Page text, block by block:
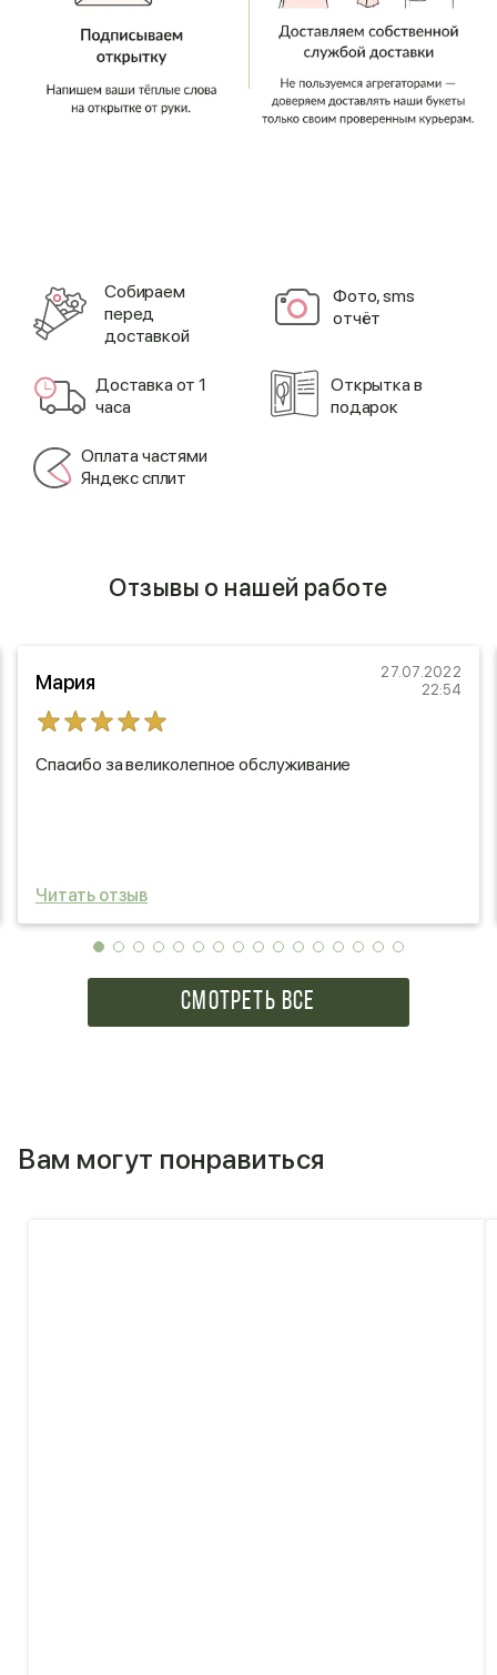
Cобираем
перед
доставкой
Фото, sms
отчёт
Доставка от 1
часа
Открытка в
подарок
Оплата частями
Яндекс сплит
Отзывы о нашей работе
Мария
27.07.2022
22:54
Спасибо за великолепное обслуживание
Читать отзыв
СМОТРЕТЬ ВСЕ
Вам могут понравиться